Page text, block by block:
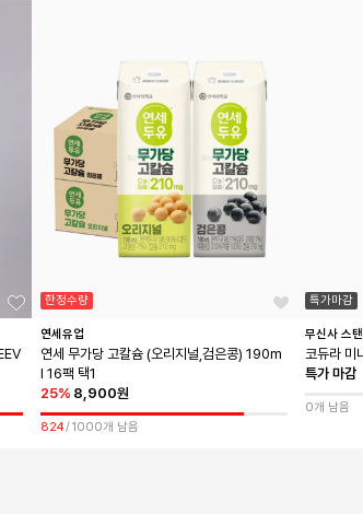
한정수량
연세유업
연세 무가당 고칼슘 (오리지널,검은콩) 190m
l 16팩 택1
25% 8,900원
824/1000개 남음
특가마감
무신사 스
코듀라 미
특가 마감
0개 남음